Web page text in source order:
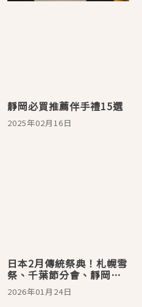
靜岡必買推薦伴手禮15選
2025年02月16日
日本2月傳統祭典！札幌雪
祭、千葉節分會、靜岡毘
沙門天大祭、奈良御田
祭、山形加勢鳥祈福
2026年01月24日